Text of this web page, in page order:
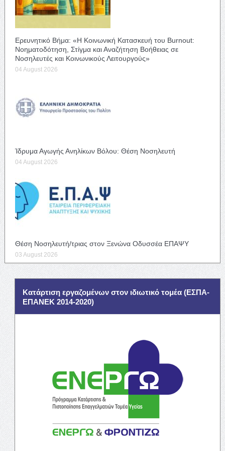
Ερευνητικό Βήμα: «Η Κοινωνική Κατασκευή του Burnout:
Νοηματοδότηση, Στίγμα και Αναζήτηση Βοήθειας σε
Νοσηλευτές και Κοινωνικούς Λειτουργούς»
04 August 2026
Ίδρυμα Αγωγής Ανηλίκων Βόλου: Θέση Νοσηλευτή
04 August 2026
Θέση Νοσηλευτή/τριας στον Ξενώνα Οδυσσέα ΕΠΑΨΥ
03 August 2026
Κατάρτιση εργαζομένων στον ιδιωτικό τομέα (ΕΣΠΑ-
ΕΠΑΝΕΚ 2014-2020)